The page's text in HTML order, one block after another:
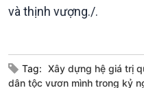
VOV1 đặc biệt
và thịnh vượng./.
Tag: Xây dựng hệ giá trị
dân tộc vươn mình trong kỷ